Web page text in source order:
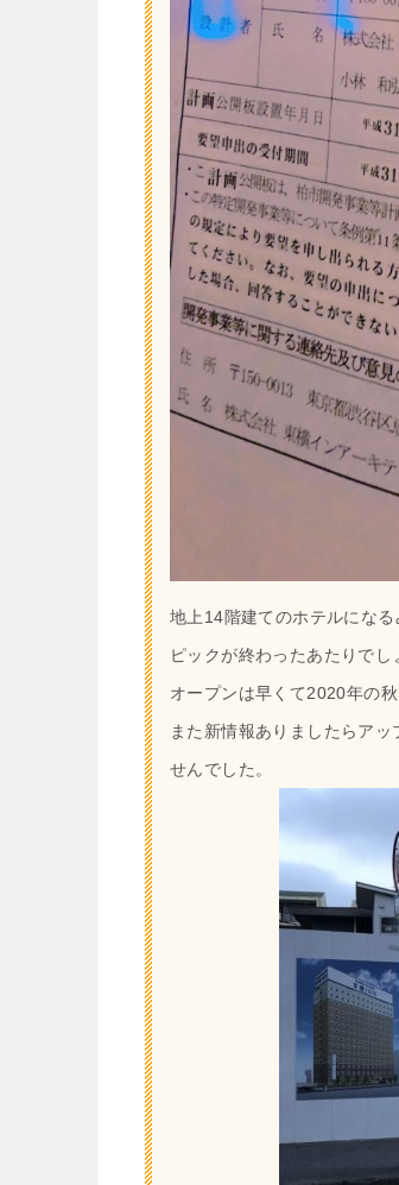
地上14階建てのホテルにな
ピックが終わったあたりでし
オープンは早くて2020年の秋
また新情報ありましたらア
せんでした。